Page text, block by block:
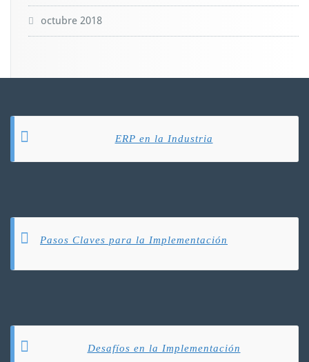
octubre 2018
ERP en la Industria
Pasos Claves para la Implementación
Desafíos en la Implementación